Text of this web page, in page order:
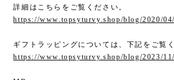
詳細はこちらをご覧ください。
https://www.topsyturvy.shop/blog/2020/
ギフトラッピングについては、下記をご覧く
https://www.topsyturvy.shop/blog/2023/